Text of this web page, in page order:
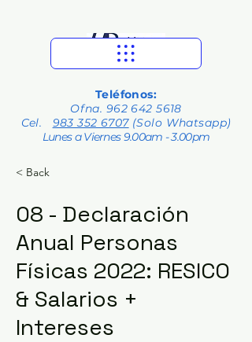
Teléfonos:
Ofna. 962 642 5618
Cel. 983 352 6707(Solo Whatsapp)
Lunes a Viernes 9.00am - 3.00pm
< Back
08 - Declaración
Anual Personas
Físicas 2022: RESICO
& Salarios +
Intereses